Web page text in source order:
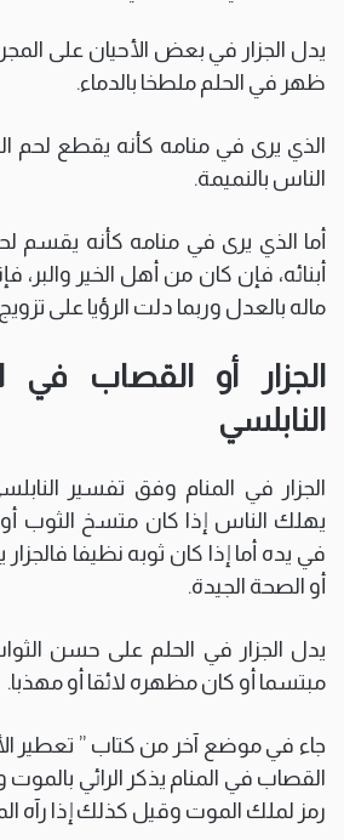
يدل الجزار في بعض الأحيان على
ظهر في الحلم ملطخا بالدماء.
الذي يرى في منامه كأنه يقطع لحم
الناس بالنميمة.
أما الذي يرى في منامه كأنه يقسم
أبنائه، فإن كان من أهل الخير والبر،
ماله بالعدل وربما دلت الرؤيا على تزويج
الجزار أو القصاب في
النابلسي
الجزار في المنام وفق تفسير
يهلك الناس إذا كان متسخ الثوب
في يده أما إذا كان ثوبه نظيفا
أو الصحة الجيدة.
يدل الجزار في الحلم على حسن
مبتسما أو كان مظهره لائقا أو مهذبا.
جاء في موضع آخر من كتاب ” تعطير
القصاب في المنام يذكر الرائي
رمز لملك الموت وقيل كذلك إذا رآه